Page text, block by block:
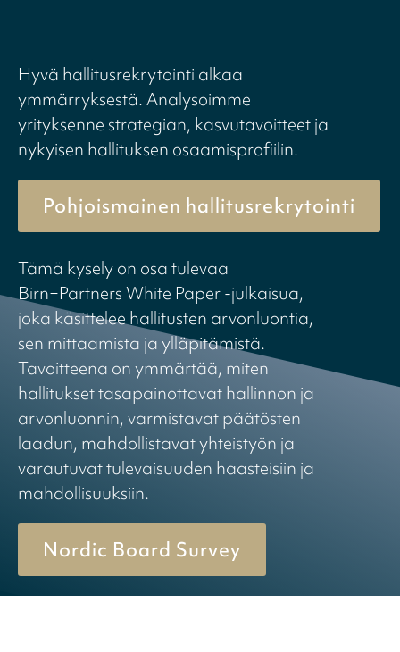
Hyvä hallitusrekrytointi alkaa
ymmärryksestä. Analysoimme
yrityksenne strategian, kasvutavoitteet ja
nykyisen hallituksen osaamisprofiilin.
Pohjoismainen hallitusrekrytointi
Tämä kysely on osa tulevaa
Birn+Partners White Paper -julkaisua,
joka käsittelee hallitusten arvonluontia,
sen mittaamista ja ylläpitämistä.
Tavoitteena on ymmärtää, miten
hallitukset tasapainottavat hallinnon ja
arvonluonnin, varmistavat päätösten
laadun, mahdollistavat yhteistyön ja
varautuvat tulevaisuuden haasteisiin ja
mahdollisuuksiin.
Nordic Board Survey